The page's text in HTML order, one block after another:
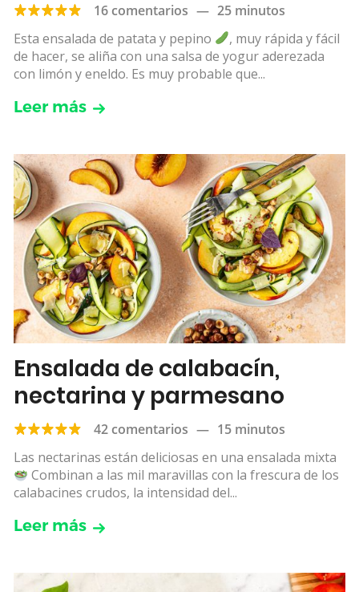
16 comentarios — 25 minutos
Esta ensalada de patata y pepino
, muy rápida y fácil
de hacer, se aliña con una salsa de yogur aderezada
con limón y eneldo. Es muy probable que...
Leer más
Ensalada de calabacín,
nectarina y parmesano
42 comentarios — 15 minutos
Las nectarinas están deliciosas en una ensalada mixta
Combinan a las mil maravillas con la frescura de los
calabacines crudos, la intensidad del...
Leer más